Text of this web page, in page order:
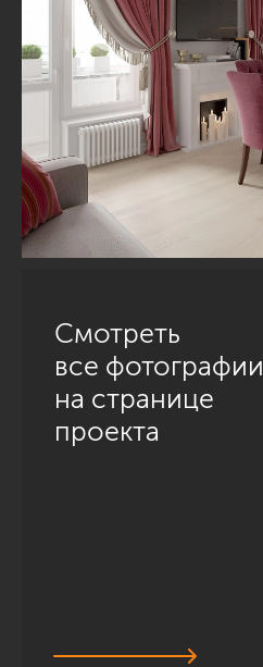
Смотреть
все фотографии
на странице
проекта